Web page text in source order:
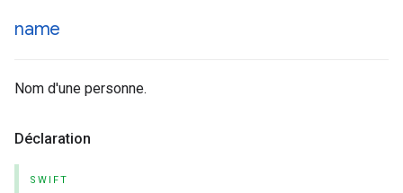
name
Nom d'une personne.
Déclaration
SWIFT